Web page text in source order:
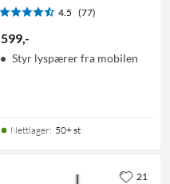
4.5 (77)
599,-
Styr lyspærer fra mobilen
Nettlager: 50+ st
21